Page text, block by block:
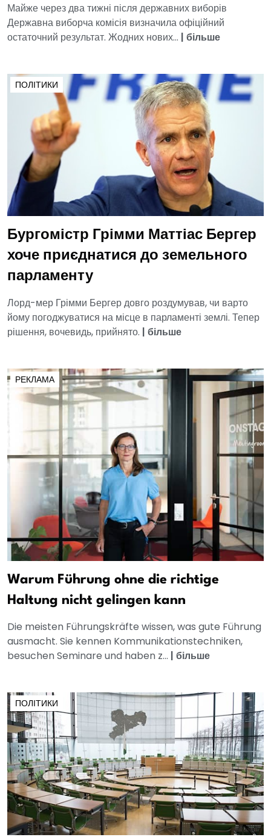
Майже через два тижні після державних виборів
Державна виборча комісія визначила офіційний
остаточний результат. Жодних нових... | більше
ПОЛІТИКИ
Бургомістр Грімми Маттіас Бергер
хоче приєднатися до земельного
парламенту
Лорд-мер Грімми Бергер довго роздумував, чи варто
йому погоджуватися на місце в парламенті землі. Тепер
рішення, вочевидь, прийнято. | більше
РЕКЛАМА
Warum Führung ohne die richtige
Haltung nicht gelingen kann
Die meisten Führungskräfte wissen, was gute Führung
ausmacht. Sie kennen Kommunikationstechniken,
besuchen Seminare und haben z... | більше
ПОЛІТИКИ